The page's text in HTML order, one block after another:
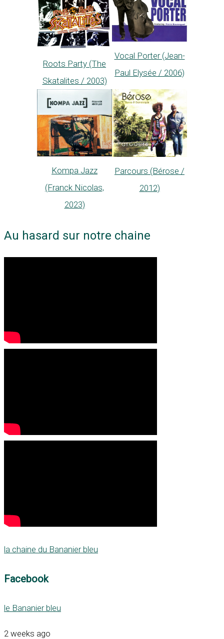
Roots Party (The
Skatalites / 2003)
Vocal Porter (Jean-
Paul Elysée / 2006)
Kompa Jazz
(Franck Nicolas,
2023)
Parcours (Bérose /
2012)
Au hasard sur notre chaine
la chaine du Bananier bleu
Facebook
le Bananier bleu
2 weeks ago